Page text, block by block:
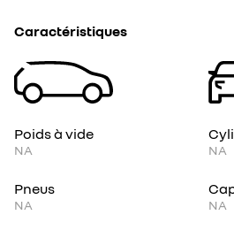
Caractéristiques
Poids à vide
NA NA
Pneus
NA NA